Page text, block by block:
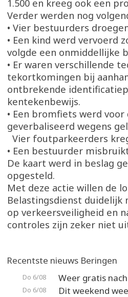
1.500 en kreeg ook een
Verder werden nog
• Vier bestuurders
• Een kind werd vervoerd
volgde een onmiddellijke
• Er waren verschillende
tekortkomingen bij
ontbrekende
kentekenbewijs.
• Een bromfiets werd
geverbaliseerd wegens
Vier foutparkeerders
• Een bestuurder
De kaart werd in beslag
opgesteld.
Met deze actie willen de
Belastingsdienst
op verkeersveiligheid en
controles zijn zeker niet
Recentste nieuws Beringen
Do 6/08 Weer gratis
Do 6/08 Dit weekend